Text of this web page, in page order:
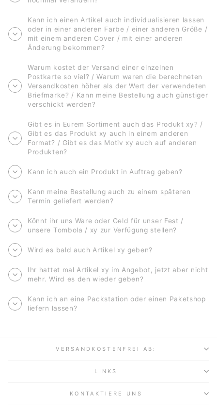
Kann ich einen Artikel auch individualisieren lassen
oder in einer anderen Farbe / einer anderen Größe /
mit einem anderen Cover / mit einer anderen
Änderung bekommen?
Warum kostet der Versand einer einzelnen
Postkarte so viel? / Warum waren die berechneten
Versandkosten höher als der Wert der verwendeten
Briefmarke? / Kann meine Bestellung auch günstiger
verschickt werden?
Gibt es in Eurem Sortiment auch das Produkt xy? /
Gibt es das Produkt xy auch in einem anderen
Format? / Gibt es das Motiv xy auch auf anderen
Produkten?
Kann ich auch ein Produkt in Auftrag geben?
Kann meine Bestellung auch zu einem späteren
Termin geliefert werden?
Könnt ihr uns Ware oder Geld für unser Fest /
unsere Tombola / xy zur Verfügung stellen?
Wird es bald auch Artikel xy geben?
Ihr hattet mal Artikel xy im Angebot, jetzt aber nicht
mehr. Wird es den wieder geben?
Kann ich an eine Packstation oder einen Paketshop
liefern lassen?
VERSANDKOSTENFREI AB:
LINKS
KONTAKTIERE UNS